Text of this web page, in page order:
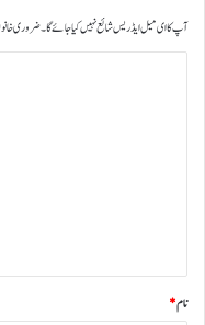
آپ کا ای میل ایڈریس شائع نہیں کیا جائے گا۔ضروری
نام*